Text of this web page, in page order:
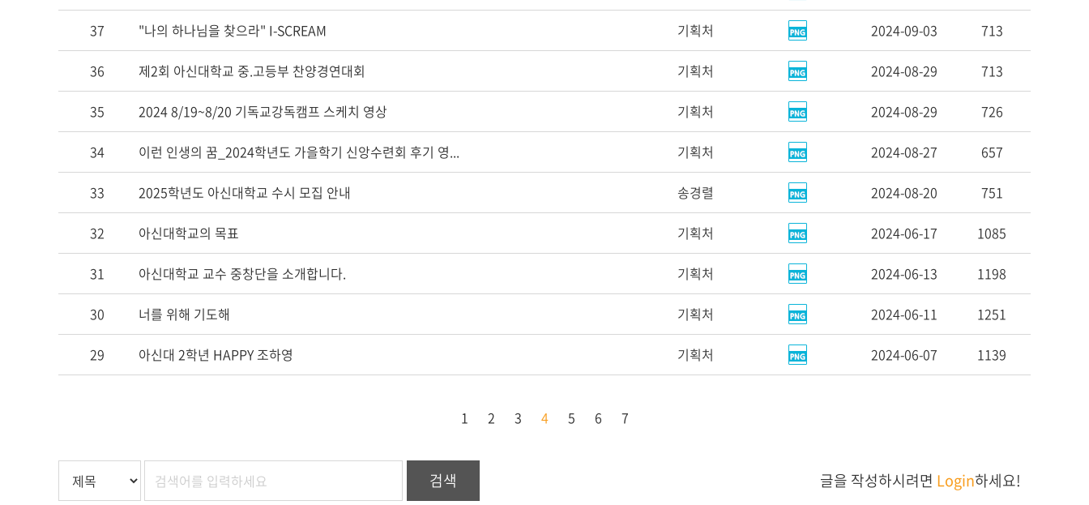
캠퍼스맵
전화번호안내
오시는 길
37 "나의 하나님을 찾으라" I-SCREAM 기획처 2024-09-03 713
36 제2회 아신대학교 중.고등부 찬양경연대회 기획처 2024-08-29 713
35 2024 8/19~8/20 기독교강독캠프 스케치 영상 기획처 2024-08-29 726
34 이런 인생의 꿈_2024학년도 가을학기 신앙수련회 후기 영... 기획처 2024-08-27 657
33 2025학년도 아신대학교 수시 모집 안내 송경렬 2024-08-20 751
32 아신대학교의 목표 기획처 2024-06-17 1085
31 아신대학교 교수 중창단을 소개합니다. 기획처 2024-06-13 1198
30 너를 위해 기도해 기획처 2024-06-11 1251
29 아신대 2학년 HAPPY 조하영 기획처 2024-06-07 1139
1 2 3 4 5 6 7
검색 글을 작성하시려면 Login하세요!